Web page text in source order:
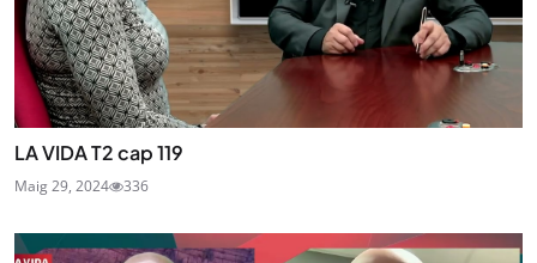
LA VIDA T2 cap 119
Maig 29, 2024 336